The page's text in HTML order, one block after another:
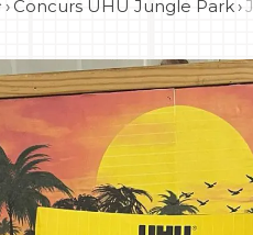
› Concurs UHU Jungle Park ›